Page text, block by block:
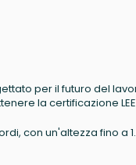
per il futuro del
la certificazione
con un'altezza fino a